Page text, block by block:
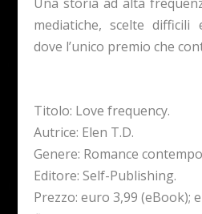
mediatiche, scelte difficili
dove l’unico premio che
Titolo: Love frequency.
Autrice: Elen T.D.
Genere: Romance
Editore: Self-Publishing.
Prezzo: euro 3,99 (eBook);